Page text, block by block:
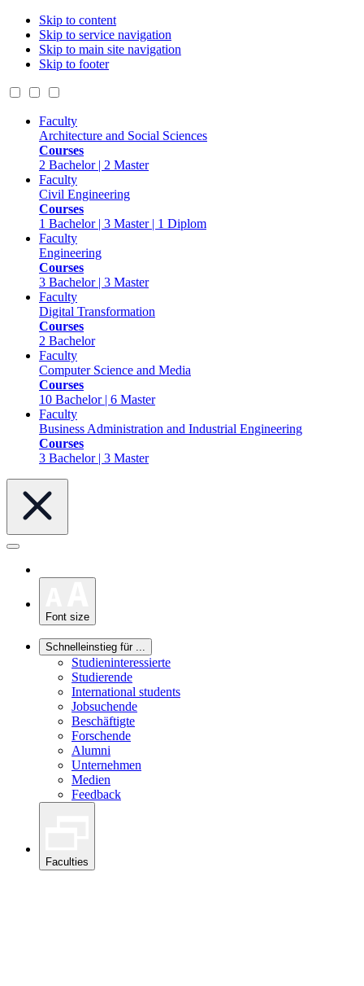
Skip to content
Skip to service navigation
Skip to main site navigation
Skip to footer
Faculty
Architecture and Social Sciences
Courses
2 Bachelor | 2 Master
Faculty
Civil Engineering
Courses
1 Bachelor | 3 Master | 1 Diplom
Faculty
Engineering
Courses
3 Bachelor | 3 Master
Faculty
Digital Transformation
Courses
2 Bachelor
Faculty
Computer Science and Media
Courses
10 Bachelor | 6 Master
Faculty
Business Administration and Industrial Engineering
Courses
3 Bachelor | 3 Master
Font size
Schnelleinstieg für ...
Studieninteressierte
Studierende
International students
Jobsuchende
Beschäftigte
Forschende
Alumni
Unternehmen
Medien
Feedback
Faculties